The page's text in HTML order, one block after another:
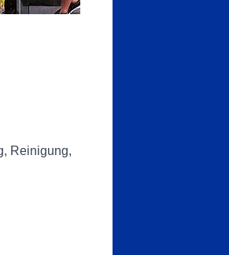
Reinigung,